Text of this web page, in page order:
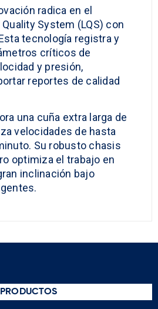
radica en el
System (LQS) con
tecnología registra y
críticos de
y presión,
reportes de calidad
una cuña extra larga de
velocidades de hasta
Su robusto chasis
optimiza el trabajo en
inclinación bajo
PRODUCTOS